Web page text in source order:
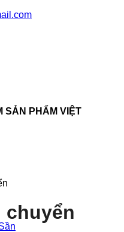
SẢN PHẨM VIỆT
chuyển